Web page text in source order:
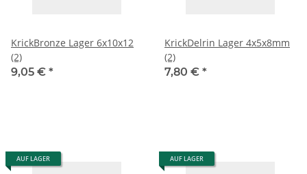
KrickBronze Lager 6x10x12
(2)
9,05 € *
KrickDelrin Lager 4x5x8mm
(2)
7,80 € *
AUF LAGER AUF LAGER